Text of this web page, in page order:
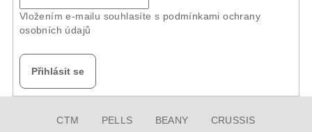
Vložením e-mailu souhlasíte s podmínkami ochrany
osobních údajů
Přihlásit se
CTM PELLS BEANY CRUSSIS